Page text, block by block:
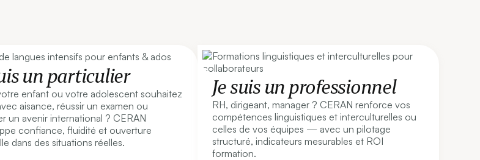
un particulier
enfant ou votre adolescent souhaitez
aisance, réussir un examen ou
un avenir international ? CERAN
confiance, fluidité et ouverture
dans des situations réelles.
Je suis un professionnel
RH, dirigeant, manager ? CERAN renforce vos
compétences linguistiques et interculturelles ou
celles de vos équipes — avec un pilotage
structuré, indicateurs mesurables et ROI
formation.